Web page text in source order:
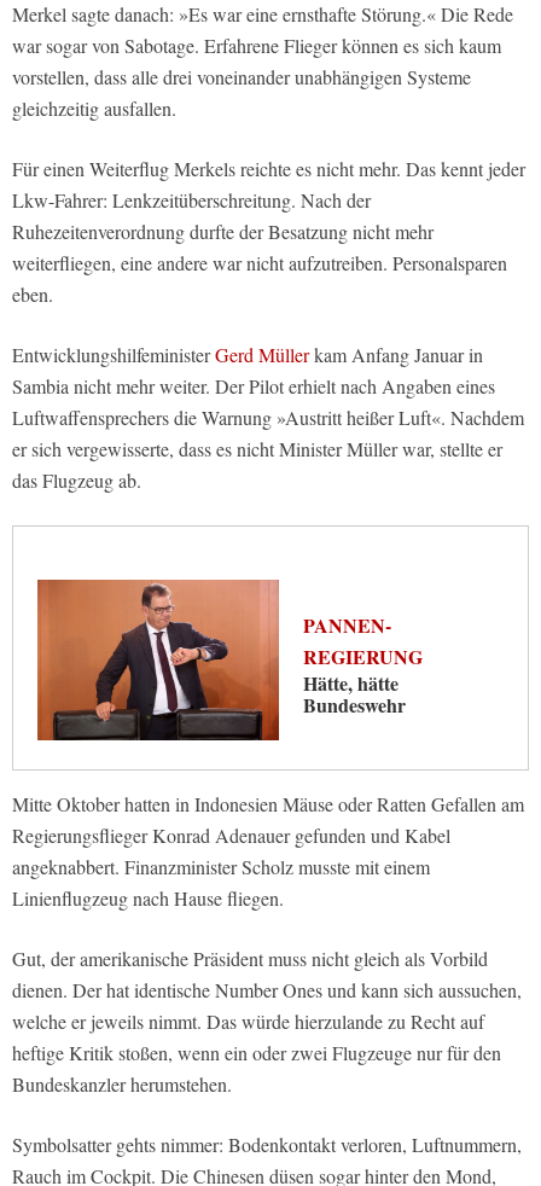
Merkel sagte danach: »Es war eine ernsthafte Störung.« Die Rede
war sogar von Sabotage. Erfahrene Flieger können es sich kaum
vorstellen, dass alle drei voneinander unabhängigen Systeme
gleichzeitig ausfallen.
Für einen Weiterflug Merkels reichte es nicht mehr. Das kennt jeder
Lkw-Fahrer: Lenkzeitüberschreitung. Nach der
Ruhezeitenverordnung durfte der Besatzung nicht mehr
weiterfliegen, eine andere war nicht aufzutreiben. Personalsparen
eben.
EntwicklungshilfeministerGerd Müllerkam Anfang Januar in
Sambia nicht mehr weiter. Der Pilot erhielt nach Angaben eines
Luftwaffensprechers die Warnung »Austritt heißer Luft«. Nachdem
er sich vergewisserte, dass es nicht Minister Müller war, stellte er
das Flugzeug ab.
PANNEN-
REGIERUNG
Hätte, hätte
Bundeswehr
Mitte Oktober hatten in Indonesien Mäuse oder Ratten Gefallen am
Regierungsflieger Konrad Adenauer gefunden und Kabel
angeknabbert. Finanzminister Scholz musste mit einem
Linienflugzeug nach Hause fliegen.
Gut, der amerikanische Präsident muss nicht gleich als Vorbild
dienen. Der hat identische Number Ones und kann sich aussuchen,
welche er jeweils nimmt. Das würde hierzulande zu Recht auf
heftige Kritik stoßen, wenn ein oder zwei Flugzeuge nur für den
Bundeskanzler herumstehen.
Symbolsatter gehts nimmer: Bodenkontakt verloren, Luftnummern,
Rauch im Cockpit. Die Chinesen düsen sogar hinter den Mond,